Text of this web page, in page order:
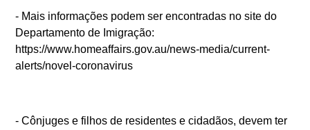
- Mais informações podem ser encontradas no site do
Departamento de Imigração:
https://www.homeaffairs.gov.au/news-media/current-
alerts/novel-coronavirus
- Cônjuges e filhos de residentes e cidadãos, devem ter